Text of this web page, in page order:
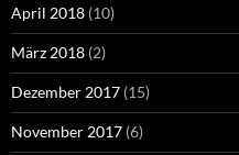
April 2018 (10)
März 2018 (2)
Dezember 2017 (15)
November 2017 (6)